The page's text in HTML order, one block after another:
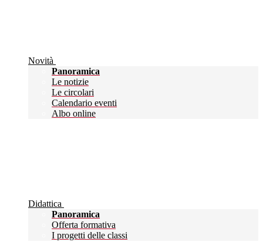
Novità
Panoramica
Le notizie
Le circolari
Calendario eventi
Albo online
Didattica
Panoramica
Offerta formativa
I progetti delle classi